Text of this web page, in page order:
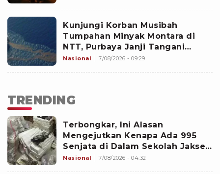
Kunjungi Korban Musibah
Tumpahan Minyak Montara di
NTT, Purbaya Janji Tangani
Dampak Sosial-Ekonomi
Nasional 7/08/2026 - 09:29
TRENDING
Terbongkar, Ini Alasan
Mengejutkan Kenapa Ada 995
Senjata di Dalam Sekolah Jaksel
Sejak 2020
Nasional 7/08/2026 - 04:32